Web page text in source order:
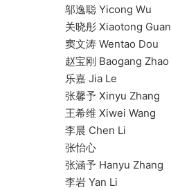
邬逸聪 Yicong Wu
关晓彤 Xiaotong Guan
窦文涛 Wentao Dou
赵宝刚 Baogang Zhao
乐嘉 Jia Le
张馨予 Xinyu Zhang
王希维 Xiwei Wang
李晨 Chen Li
张怡心
张涵予 Hanyu Zhang
李岩 Yan Li